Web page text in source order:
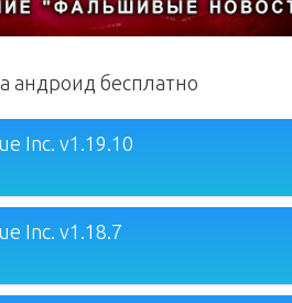
андроид бесплатно
Inc. v1.19.10
Inc. v1.18.7